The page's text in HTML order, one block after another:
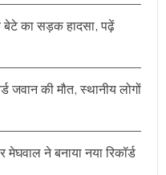
बेटे का सड़क हादसा, पढ़ें
जवान की मौत, स्थानीय लोगों
ने बनाया नया रिकॉर्ड